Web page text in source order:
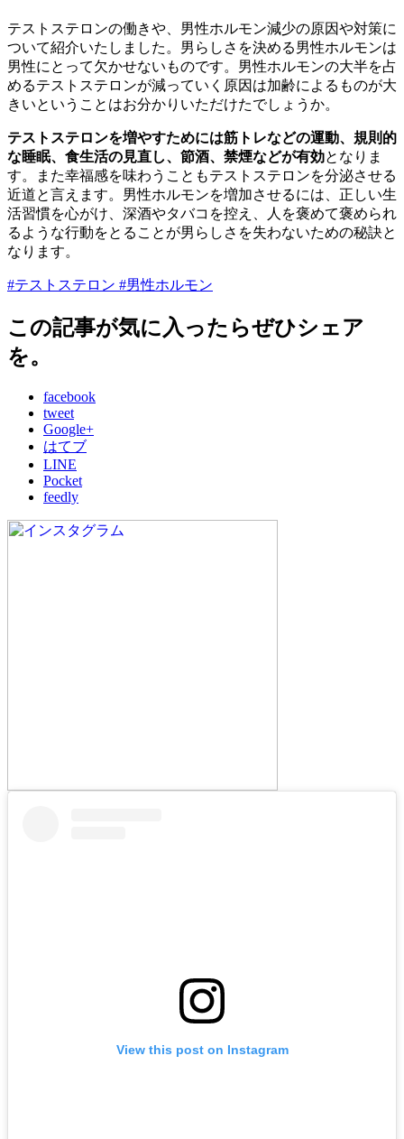
テストステロンの働きや、男性ホルモン減少の原因や対策に
ついて紹介いたしました。男らしさを決める男性ホルモンは
男性にとって欠かせないものです。男性ホルモンの大半を占
めるテストステロンが減っていく原因は加齢によるものが大
きいということはお分かりいただけたでしょうか。
テストステロンを増やすためには筋トレなどの運動、規則的
な睡眠、食生活の見直し、節酒、禁煙などが有効となりま
す。また幸福感を味わうこともテストステロンを分泌させる
近道と言えます。男性ホルモンを増加させるには、正しい生
活習慣を心がけ、深酒やタバコを控え、人を褒めて褒められ
るような行動をとることが男らしさを失わないための秘訣と
なります。
#テストステロン #男性ホルモン
この記事が気に入ったらぜひシェア
を。
facebook
tweet
Google+
はてブ
LINE
Pocket
feedly
View this post on Instagram